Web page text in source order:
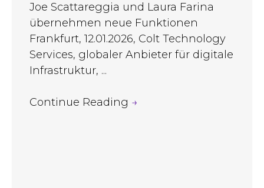
Joe Scattareggia und Laura Farina
übernehmen neue Funktionen
Frankfurt, 12.01.2026, Colt Technology
Services, globaler Anbieter für digitale
Infrastruktur, ...
Continue Reading →